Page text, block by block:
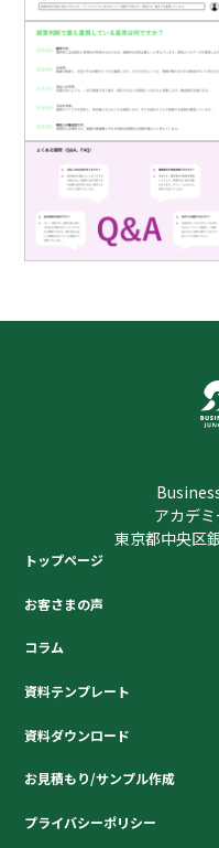
アカデ
東京都中央区
トップページ
お客さまの声
コラム
資料テンプレート
資料ダウンロード
お見積もり/サンプル作成
プライバシーポリシー